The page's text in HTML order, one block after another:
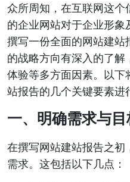
众所周知，在互联网这
的企业网站对于企业形象
撰写一份全面的网站建
的战略方向有深入的了
体验等多方面因素。以
站报告的几个关键要素进
一、明确需求与
在撰写网站建站报告之初
需求。这包括以下几点：